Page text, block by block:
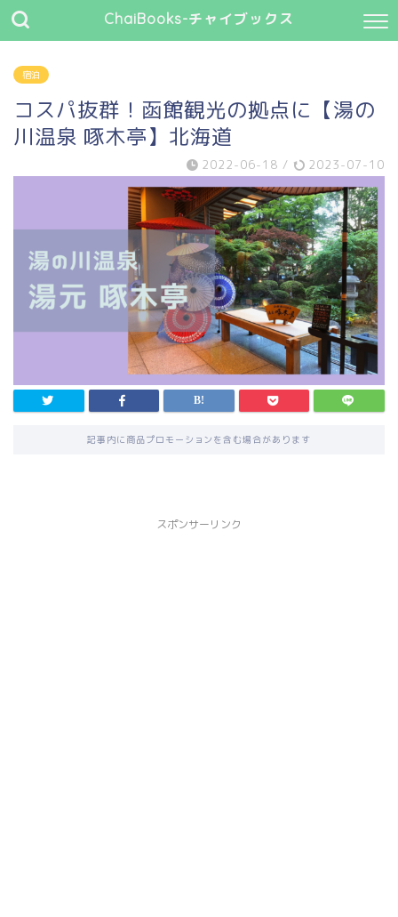
ChaiBooks-チャイブックス
宿泊
コスパ抜群！函館観光の拠点に【湯の
川温泉 啄木亭】北海道
2022-06-18 / 2023-07-10
記事内に商品プロモーションを含む場合があります
スポンサーリンク